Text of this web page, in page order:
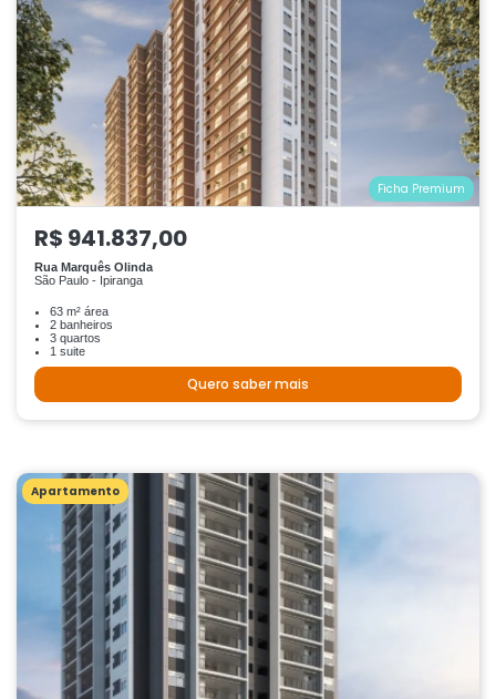
Ficha Premium
R$ 941.837,00
Rua Marquês Olinda
São Paulo - Ipiranga
63 m² área
2 banheiros
3 quartos
1 suite
Quero saber mais
Apartamento